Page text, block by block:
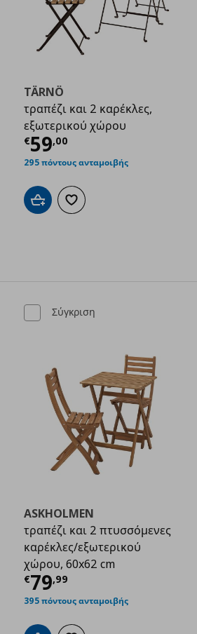
€ 71,00
TÄRNÖ
τραπέζι και 2 καρέκλες,
εξωτερικού χώρου
€59,00
Τρέχουσα τιμή
295 πόντους ανταμοιβής
Προσθήκη στο καλάθι
Προσθήκη στα αγαπημένα
€ 84,99
Σύγκριση
ASKHOLMEN
τραπέζι και 2 πτυσσόμενες
καρέκλες/εξωτερικού
χώρου, 60x62 cm
€79,99
Τρέχουσα τιμή
395 πόντους ανταμοιβής